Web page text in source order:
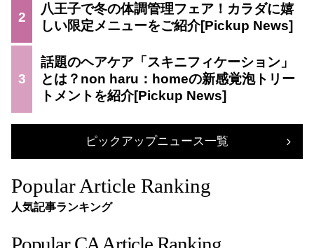
2
八王子で冬の体調管理フェア！カラダに嬉
しい限定メニューをご紹介
3
話題のヘアケア「スキニフィケーション」
とは？non haru：homeの新感覚泡トリー
トメントを紹介
ピックアップニュース一覧
Popular Article Ranking
人気記事ランキング